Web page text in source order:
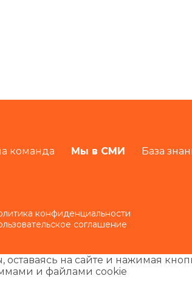
команда Мы в СМИ База
конфиденциальности
соглашение
на сайте и нажимая
и файлами cookie